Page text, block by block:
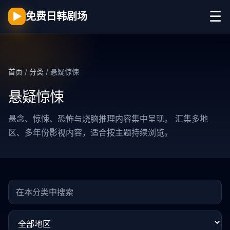
▶ 免费日韩剧场 ☰
首页 / 分类 / 悬疑惊悚
悬疑惊悚
悬念、惊悚、恐怖与烧脑推理内容集中呈现。 汇集多地
区、多年份影视内容，适合按主题持续浏览。